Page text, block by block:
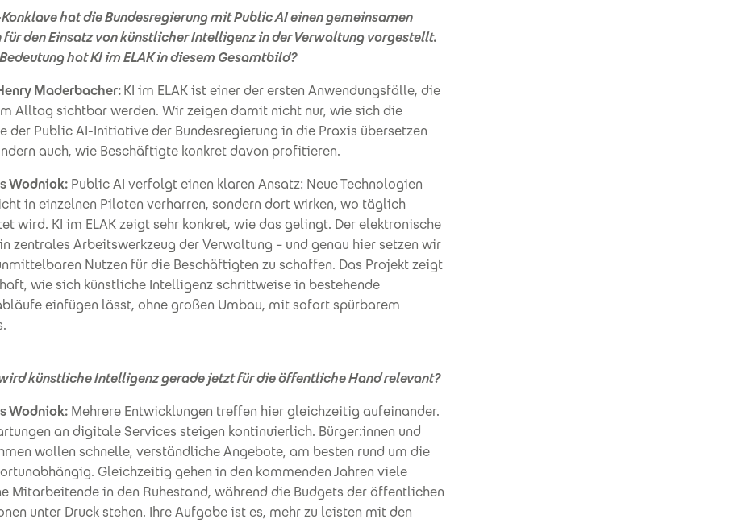
hat die Bundesregierung mit Public AI einen gemeinsamen
für den Einsatz von künstlicher Intelligenz in der Verwaltung vorgestellt.
hat KI im ELAK in diesem Gesamtbild?
Maderbacher:KI im ELAK ist einer der ersten Anwendungsfälle, die
Alltag sichtbar werden. Wir zeigen damit nicht nur, wie sich die
der Public AI-Initiative der Bundesregierung in die Praxis übersetzen
auch, wie Beschäftigte konkret davon profitieren.
Wodniok: Public AI verfolgt einen klaren Ansatz: Neue Technologien
in einzelnen Piloten verharren, sondern dort wirken, wo täglich
wird. KI im ELAK zeigt sehr konkret, wie das gelingt. Der elektronische
zentrales Arbeitswerkzeug der Verwaltung – und genau hier setzen wir
Nutzen für die Beschäftigten zu schaffen. Das Projekt zeigt
wie sich künstliche Intelligenz schrittweise in bestehende
einfügen lässt, ohne großen Umbau, mit sofort spürbarem
künstliche Intelligenz gerade jetzt für die öffentliche Hand relevant?
Wodniok: Mehrere Entwicklungen treffen hier gleichzeitig aufeinander.
an digitale Services steigen kontinuierlich. Bürger:innen und
wollen schnelle, verständliche Angebote, am besten rund um die
Gleichzeitig gehen in den kommenden Jahren viele
Mitarbeitende in den Ruhestand, während die Budgets der öffentlichen
unter Druck stehen. Ihre Aufgabe ist es, mehr zu leisten mit den